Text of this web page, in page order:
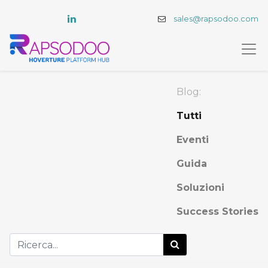
sales@rapsodoo.com
Blog:
Tutti
Eventi
Guida
Soluzioni
Success Stories